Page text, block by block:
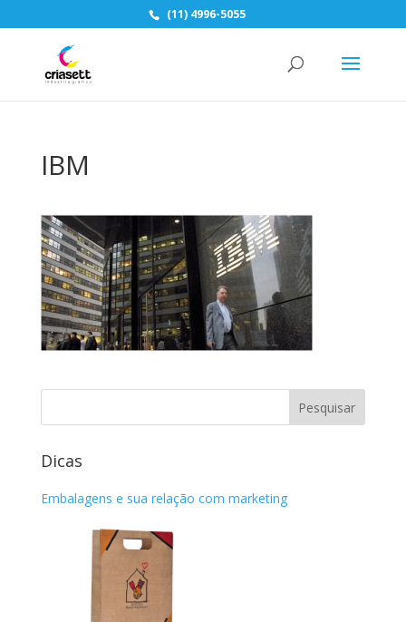
(11) 4996-5055
IBM
Dicas
Embalagens e sua relação com marketing